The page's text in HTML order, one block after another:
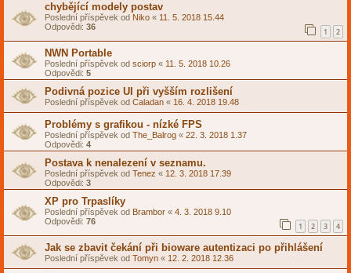
chybějící modely postav
Poslední příspěvek od Niko « 11. 5. 2018 15.44
Odpovědi: 36 1 2
NWN Portable
Poslední příspěvek od sciorp « 11. 5. 2018 10.26
Odpovědi: 5
Podivná pozice UI při vyšším rozlišení
Poslední příspěvek od Caladan « 16. 4. 2018 19.48
Problémy s grafikou - nízké FPS
Poslední příspěvek od The_Balrog « 22. 3. 2018 1.37
Odpovědi: 4
Postava k nenalezení v seznamu.
Poslední příspěvek od Tenez « 12. 3. 2018 17.39
Odpovědi: 3
XP pro Trpaslíky
Poslední příspěvek od Brambor « 4. 3. 2018 9.10
Odpovědi: 76 1 2 3 4
Jak se zbavit čekání při bioware autentizaci po přihlášení
Poslední příspěvek od Tomyn « 12. 2. 2018 12.36